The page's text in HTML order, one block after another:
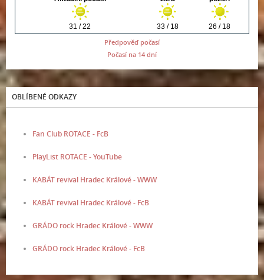
Předpověď počasí
Počasí na 14 dní
OBLÍBENÉ ODKAZY
Fan Club ROTACE - FcB
PlayList ROTACE - YouTube
KABÁT revival Hradec Králové - WWW
KABÁT revival Hradec Králové - FcB
GRÁDO rock Hradec Králové - WWW
GRÁDO rock Hradec Králové - FcB